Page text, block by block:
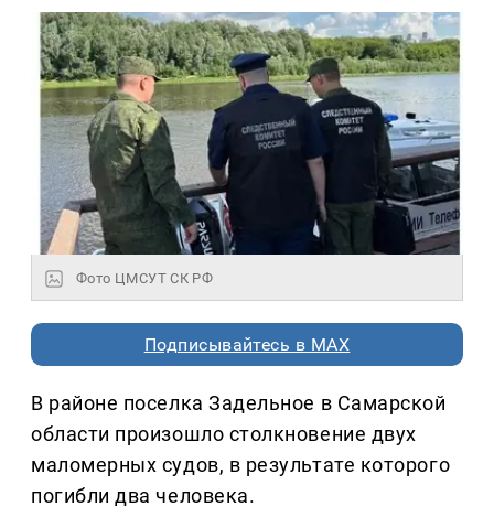
Фото ЦМСУТ СК РФ
Подписывайтесь в MAX
В районе поселка Задельное в Самарской
области произошло столкновение двух
маломерных судов, в результате которого
погибли два человека.